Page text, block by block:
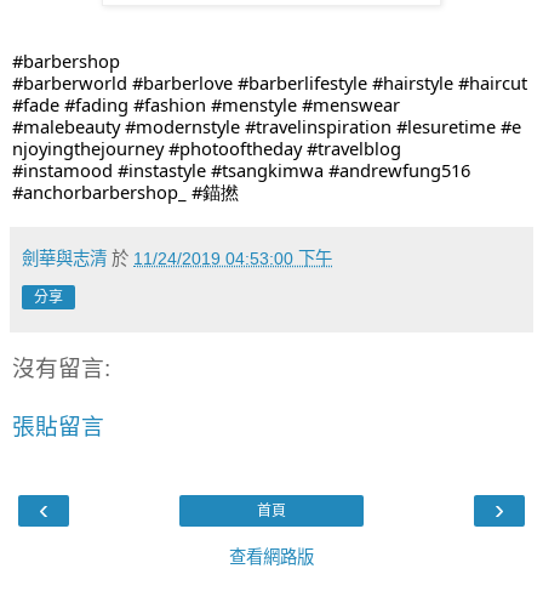
#barbershop
#barberworld #barberlove #barberlifestyle #hairstyle #haircut
#fade #fading #fashion #menstyle #menswear
#malebeauty#modernstyle #travelinspiration #lesuretime #e
njoyingthejourney#photooftheday#travelblog
#instamood #instastyle #tsangkimwa #andrewfung516
#anchorbarbershop _ #錨撚
劍華與志清 於 11/24/2019 04:53:00 下午
分享
沒有留言:
張貼留言
‹ ›
首頁
查看網路版